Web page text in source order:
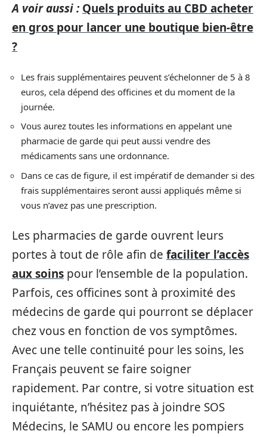
A voir aussi : Quels produits au CBD acheter
en gros pour lancer une boutique bien-être
?
Les frais supplémentaires peuvent s’échelonner de 5 à 8
euros, cela dépend des officines et du moment de la
journée.
Vous aurez toutes les informations en appelant une
pharmacie de garde qui peut aussi vendre des
médicaments sans une ordonnance.
Dans ce cas de figure, il est impératif de demander si des
frais supplémentaires seront aussi appliqués même si
vous n’avez pas une prescription.
Les pharmacies de garde ouvrent leurs
portes à tout de rôle afin de faciliter l’accès
aux soins pour l’ensemble de la population.
Parfois, ces officines sont à proximité des
médecins de garde qui pourront se déplacer
chez vous en fonction de vos symptômes.
Avec une telle continuité pour les soins, les
Français peuvent se faire soigner
rapidement. Par contre, si votre situation est
inquiétante, n’hésitez pas à joindre SOS
Médecins, le SAMU ou encore les pompiers